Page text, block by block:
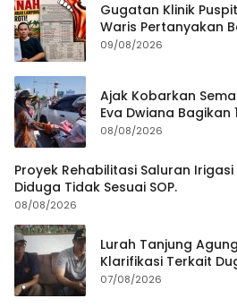
Gugatan Klinik
Waris Pertanyakan
Hasil Produk Unjuk
09/08/2026
Ajak Kobarkan
Eva Dwiana Bagikan
Putih ke Warga
08/08/2026
Proyek Rehabilitasi Saluran
Diduga Tidak Sesuai SOP.
08/08/2026
Lurah Tanjung
Klarifikasi Terkait
Antar Warga Yang
07/08/2026